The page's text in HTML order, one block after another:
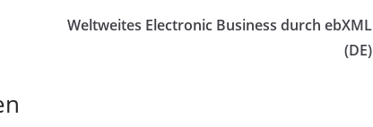
Weltweites Electronic Business durch ebXML
(DE)